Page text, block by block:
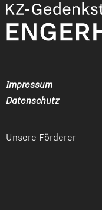
Impressum
Datenschutz
Unsere Förderer